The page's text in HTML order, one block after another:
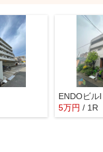
ENDOビルI
5万円 / 1R